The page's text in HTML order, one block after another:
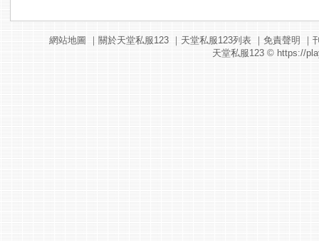
網站地圖 ｜ 關於天堂私服123｜ 天堂私服123列表｜ 免責聲明 ｜
天堂私服123© https://